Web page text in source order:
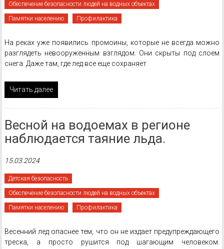
Обеспечение безопасности людей на водных объектах
Памятки населению Профилактика
На реках уже появились промоины, которые не всегда можно
разглядеть невооруженным взглядом. Они скрыты под слоем
снега. Даже там, где лед все еще сохраняет
Читать далее
Весной на водоемах в регионе
наблюдается таяние льда.
15.03.2024
Детская безопасность
Обеспечение безопасности людей на водных объектах
Памятки населению Профилактика
Весенний лед опаснее тем, что он не издает предупреждающего
треска, а просто рушится под шагающим человеком.